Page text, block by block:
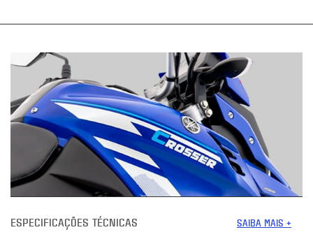
ESPECIFICAÇÕES TÉCNICAS SAIBA MAIS +